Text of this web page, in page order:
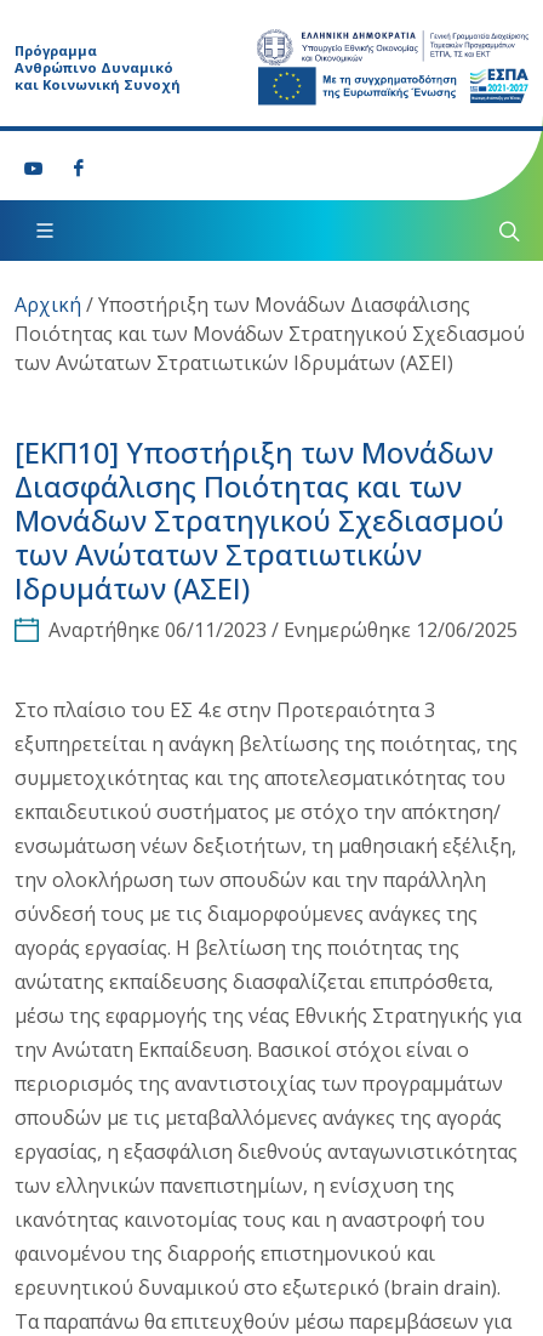
Πρόγραμμα
Ανθρώπινο Δυναμικό
και Κοινωνική Συνοχή
Αρχική /Υποστήριξη των Μονάδων Διασφάλισης
Ποιότητας και των Μονάδων Στρατηγικού Σχεδιασμού
των Ανώτατων Στρατιωτικών Ιδρυμάτων (ΑΣΕΙ)
[ΕΚΠ10] Υποστήριξη των Μονάδων
Διασφάλισης Ποιότητας και των
Μονάδων Στρατηγικού Σχεδιασμού
των Ανώτατων Στρατιωτικών
Ιδρυμάτων (ΑΣΕΙ)
Αναρτήθηκε 06/11/2023 / Ενημερώθηκε 12/06/2025
Στο πλαίσιο του ΕΣ 4.ε στην Προτεραιότητα 3
εξυπηρετείται η ανάγκη βελτίωσης της ποιότητας, της
συμμετοχικότητας και της αποτελεσματικότητας του
εκπαιδευτικού συστήματος με στόχο την απόκτηση/
ενσωμάτωση νέων δεξιοτήτων, τη μαθησιακή εξέλιξη,
την ολοκλήρωση των σπουδών και την παράλληλη
σύνδεσή τους με τις διαμορφούμενες ανάγκες της
αγοράς εργασίας. Η βελτίωση της ποιότητας της
ανώτατης εκπαίδευσης διασφαλίζεται επιπρόσθετα,
μέσω της εφαρμογής της νέας Εθνικής Στρατηγικής για
την Ανώτατη Εκπαίδευση. Βασικοί στόχοι είναι ο
περιορισμός της αναντιστοιχίας των προγραμμάτων
σπουδών με τις μεταβαλλόμενες ανάγκες της αγοράς
εργασίας, η εξασφάλιση διεθνούς ανταγωνιστικότητας
των ελληνικών πανεπιστημίων, η ενίσχυση της
ικανότητας καινοτομίας τους και η αναστροφή του
φαινομένου της διαρροής επιστημονικού και
ερευνητικού δυναμικού στο εξωτερικό (brain drain).
Τα παραπάνω θα επιτευχθούν μέσω παρεμβάσεων για